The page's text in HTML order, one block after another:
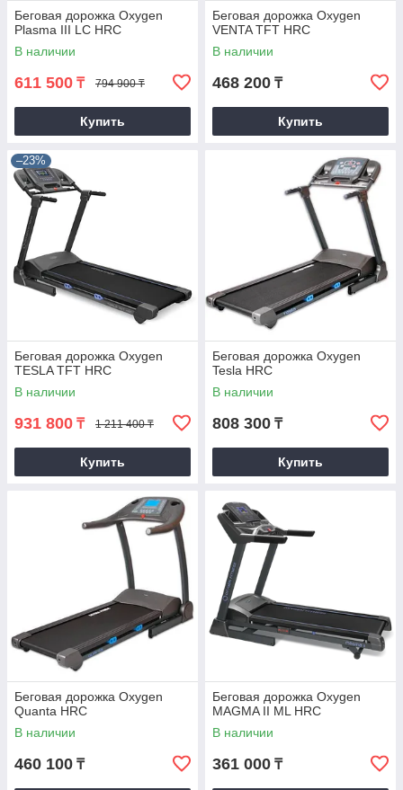
Беговая дорожка Oxygen
Plasma III LC HRC
В наличии
611 500 ₸ 794 900 ₸
Купить
Беговая дорожка Oxygen
VENTA TFT HRC
В наличии
468 200 ₸
Купить
–23%
Беговая дорожка Oxygen
TESLA TFT HRC
В наличии
931 800 ₸ 1 211 400 ₸
Купить
Беговая дорожка Oxygen
Tesla HRC
В наличии
808 300 ₸
Купить
Беговая дорожка Oxygen
Quanta HRC
В наличии
460 100 ₸
Беговая дорожка Oxygen
MAGMA II ML HRC
В наличии
361 000 ₸